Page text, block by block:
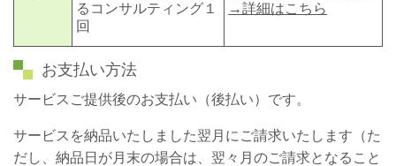
るコンサルティング１
回
→詳細はこちら
お支払い方法
サービスご提供後のお支払い（後払い）です。
サービスを納品いたしました翌月にご請求いたします（た
だし、納品日が月末の場合は、翌々月のご請求となること